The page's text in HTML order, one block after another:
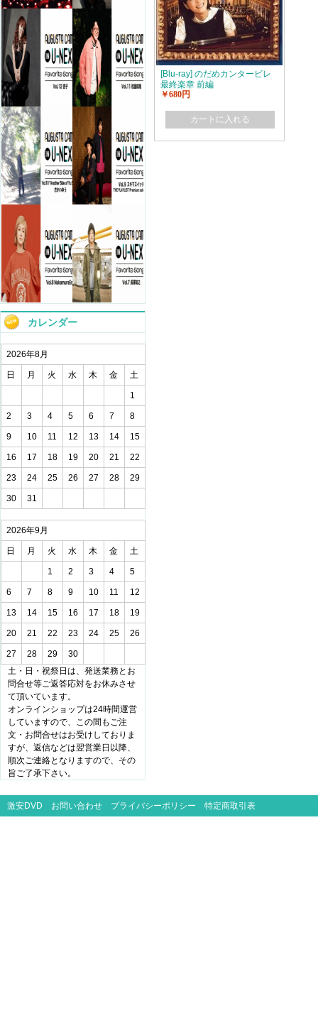
カレンダー
2026年8月
日 月 火 水 木 金 土
1
2 3 4 5 6 7 8
9 10 11 12 13 14 15
16 17 18 19 20 21 22
23 24 25 26 27 28 29
30 31
2026年9月
日 月 火 水 木 金 土
1 2 3 4 5
6 7 8 9 10 11 12
13 14 15 16 17 18 19
20 21 22 23 24 25 26
27 28 29
30
土・日・祝祭日は、発送業務とお
問合せ等ご返答応対をお休みさせ
て頂いています。
オンラインショップは24時間運営
していますので、この間もご注
文・お問合せはお受けしておりま
すが、返信などは翌営業日以降、
順次ご連絡となりますので、その
旨ご了承下さい。
[Blu-ray] のだめカンタービレ
最終楽章 前編
￥680円
カートに入れる
激安DVD お問い合わせ プライバシーポリシー 特定商取引表